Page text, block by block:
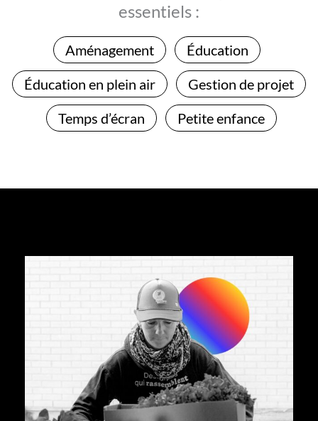
essentiels :
Aménagement
Éducation
Éducation en plein air
Gestion de projet
Temps d’écran
Petite enfance